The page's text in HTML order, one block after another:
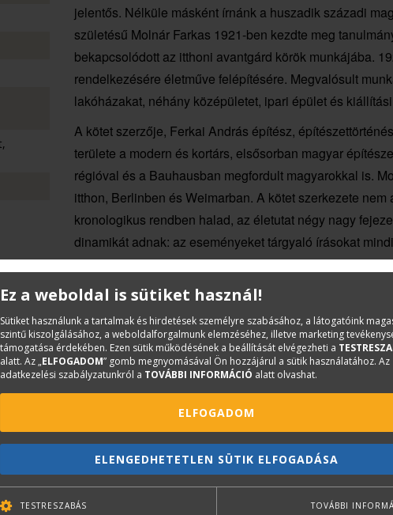
jelentős. Nélküle másként írnánk a huszadik századi
születésű Molnár Farkas 1921-ben kezdte meg
bekapcsolódott az itthoni avantgárd körök munkájába.
rendelkezésére életműve felépítésére. Megvalósult
lakóházakat, néhány középületet, ipari épület és
A kötet szerzője, Ferkai András építész,
területe a modern és kortárs, elsősorban magyar
régióval és a Bauhausban megfordult magyarokkal is.
itthon, Berlinben és Weimarban. A kötet szerkezete
kronologikus rendben halad, az életutat négy nagy
dinamikát adnak: az eseményeket tárgyaló írásokat
festmény, könyvborító, terv vagy megépült ház –
végigjárása mellett „mélyásásra", a részletek
szakmai pályát értelmezik, hanem a kor nemzetközi
tágabb összefüggésekre is rávilágít.
A könyv olyan hiánypótló nagymonográfia, amely a
teljes oeuvre-katalógust, Molnár fontosabb írásaiból
a kor építészetét értelmező esszéfüzért. Nem szűk
benne, helyet kap a könyvben Molnár festői, grafikai,
évek legjelentősebb monográfiái közé tartozik, aminek
elkötelezett értelmiségi könyvespolcán lenne a helye.
Ez a weboldal is sütiket használ!
Sütiket használunk a tartalmak és hirdetések személyre szabásához, a látogatóink
szintű kiszolgálásához, a weboldalforgalmunk elemzéséhez, illetve marketing
támogatása érdekében. Ezen sütik működésének a beállítását elvégezheti a
alatt. Az „ELFOGADOM” gomb megnyomásával Ön hozzájárul a sütik használatához. Az
adatkezelési szabályzatunkról a TOVÁBBI INFORMÁCIÓ alatt olvashat.
ELFOGADOM
ELENGEDHETETLEN SÜTIK ELFOGADÁSA
TESTRESZABÁS TOVÁBBI